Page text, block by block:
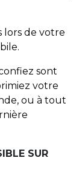
lors de votre
sont
votre
ou à tout
SUR